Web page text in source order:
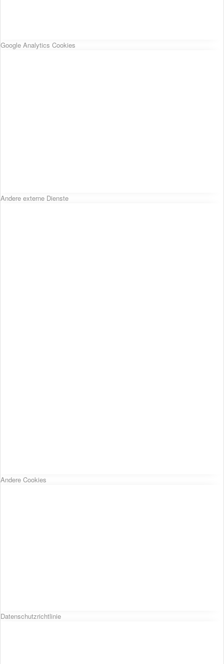
Google Analytics Cookies
Andere externe Dienste
Andere Cookies
Datenschutzrichtlinie